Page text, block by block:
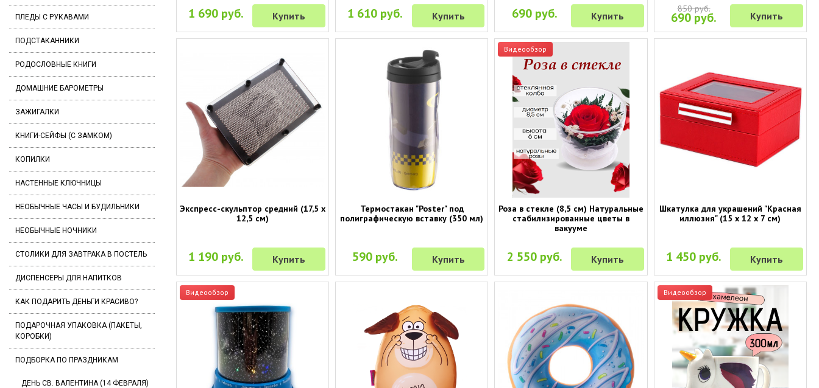
ПЛЕДЫ С РУКАВАМИ
ПОДСТАКАННИКИ
РОДОСЛОВНЫЕ КНИГИ
ДОМАШНИЕ БАРОМЕТРЫ
ЗАЖИГАЛКИ
КНИГИ-СЕЙФЫ (С ЗАМКОМ)
КОПИЛКИ
НАСТЕННЫЕ КЛЮЧНИЦЫ
НЕОБЫЧНЫЕ ЧАСЫ И БУДИЛЬНИКИ
НЕОБЫЧНЫЕ НОЧНИКИ
СТОЛИКИ ДЛЯ ЗАВТРАКА В ПОСТЕЛЬ
ДИСПЕНСЕРЫ ДЛЯ НАПИТКОВ
КАК ПОДАРИТЬ ДЕНЬГИ КРАСИВО?
ПОДАРОЧНАЯ УПАКОВКА (ПАКЕТЫ,
КОРОБКИ)
ПОДБОРКА ПО ПРАЗДНИКАМ
ДЕНЬ СВ. ВАЛЕНТИНА (14 ФЕВРАЛЯ)
1 690 руб. Купить 1 610 руб. Купить 690 руб. Купить
850 руб.
690 руб. Купить
Экспресс-скульптор средний (17,5 х
12,5 см)
1 190 руб. Купить
Термостакан "Poster" под
полиграфическую вставку (350 мл)
590 руб. Купить
Видеообзор
Роза в стекле (8,5 см) Натуральные
стабилизированные цветы в
вакууме
2 550 руб. Купить
Шкатулка для украшений "Красная
иллюзия" (15 х 12 х 7 см)
1 450 руб. Купить
Видеообзор Видеообзор